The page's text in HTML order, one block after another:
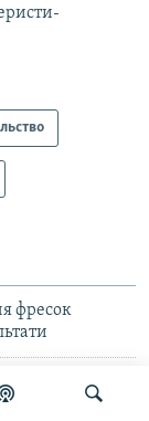
фресок